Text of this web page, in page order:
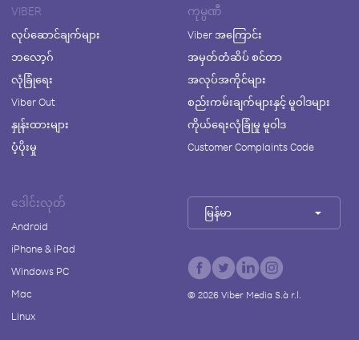
VIBER
လုပ်ဆောင်ချက်များ
ဘလော့ဂ်
လုံခြုံရေး
Viber Out
နှုန်းထားများ
ပံ့ပိုးမှု
ကုမ္ပဏီ
Viber အကြောင်း
အမှတ်တံဆိပ် စင်တာ
အလုပ်အကိုင်များ
စည်းကမ်းချက်များနှင့် မူဝါဒများ
ကိုယ်ရေးလုံခြုံမှု မူဝါဒ
Customer Complaints Code
ဒေါင်းလုတ်
Android
iPhone & iPad
Windows PC
Mac
Linux
မြန်မာ
© 2026Viber Media S.à r.l.